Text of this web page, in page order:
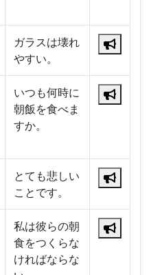
ガラスは壊れ
やすい。
いつも何時に
朝飯を食べま
すか。
とても悲しい
ことです。
私は彼らの朝
食をつくらな
ければならな